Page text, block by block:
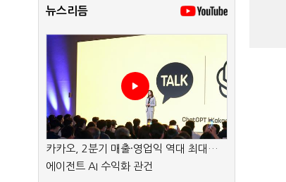
뉴스리듬
카카오, 2분기 매출·영업익 역대 최대…
에이전트 AI 수익화 관건